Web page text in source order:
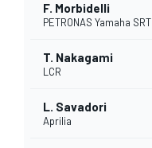
F. Morbidelli
PETRONAS Yamaha SRT
T. Nakagami
LCR
L. Savadori
Aprilia